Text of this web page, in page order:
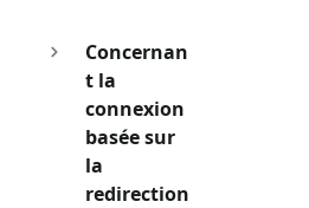
Concernan
t la
connexion
basée sur
la
redirection